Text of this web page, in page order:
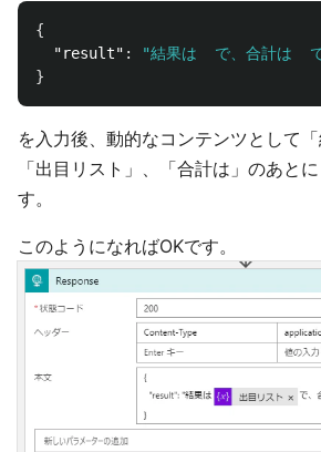
{
"result" :
"結果は  で、合計は
}
を入力後、動的なコンテンツとして
「出目リスト」、「合計は」のあと
す。
このようになればOKです。